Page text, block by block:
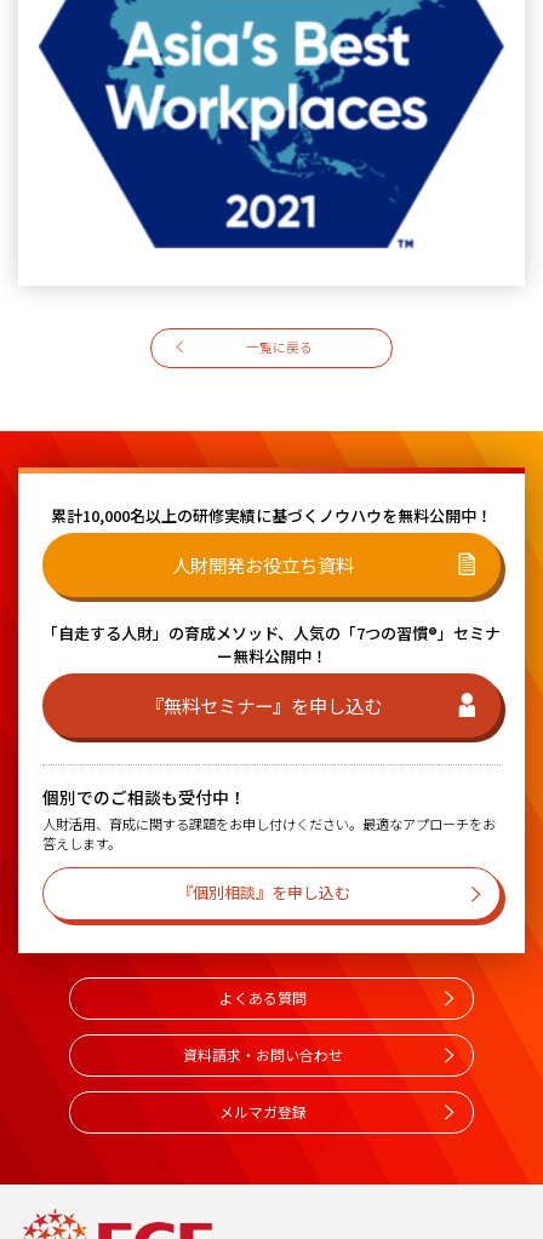
一覧に戻る
累計10,000名以上の研修実績に基づく ノウハウを無料公開中！
人財開発お役立ち資料
「自走する人財」の育成メソッド、 人気の「7つの習慣®」セミナ
ー無料公開中！
『無料セミナー』を申し込む
個別でのご相談も受付中！
人財活用、育成に関する課題をお申し付けください。最適なアプローチをお
答えします。
『個別相談』を申し込む
よくある質問
資料請求・お問い合わせ
メルマガ登録